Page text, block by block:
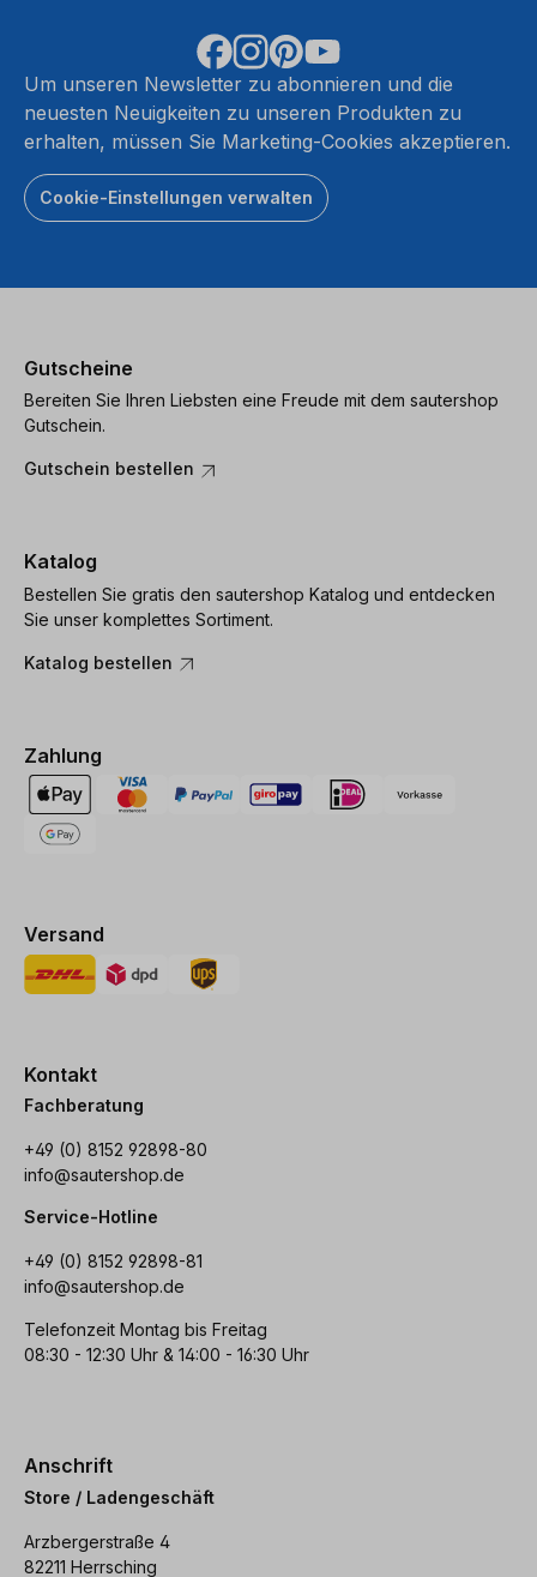
Um unseren Newsletter zu abonnieren und die
neuesten Neuigkeiten zu unseren Produkten zu
erhalten, müssen Sie Marketing-Cookies akzeptieren.
Cookie-Einstellungen verwalten
Gutscheine
Bereiten Sie Ihren Liebsten eine Freude mit dem sautershop
Gutschein.
Gutschein bestellen
Katalog
Bestellen Sie gratis den sautershop Katalog und entdecken
Sie unser komplettes Sortiment.
Katalog bestellen
Zahlung
Versand
Kontakt
Fachberatung
+49 (0) 8152 92898-80
info@sautershop.de
Service-Hotline
+49 (0) 8152 92898-81
info@sautershop.de
Telefonzeit Montag bis Freitag
08:30 - 12:30 Uhr & 14:00 - 16:30 Uhr
Anschrift
Store / Ladengeschäft
Arzbergerstraße 4
82211 Herrsching